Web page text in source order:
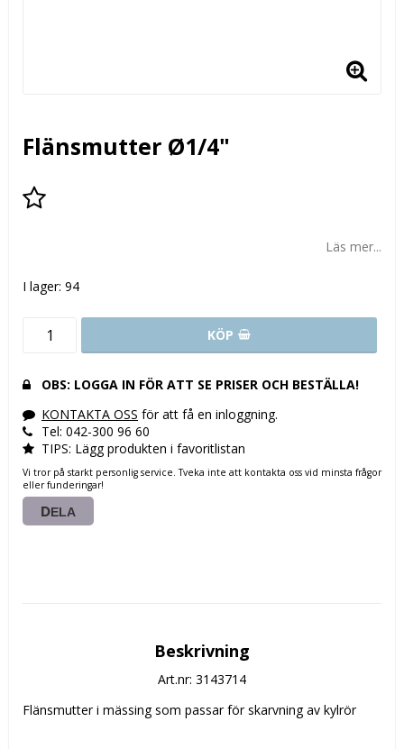
Flänsmutter Ø1/4"
Läs mer...
I lager: 94
KÖP
OBS: LOGGA IN FÖR ATT SE PRISER OCH BESTÄLLA!
KONTAKTA OSS för att få en inloggning.
Tel: 042-300 96 60
TIPS: Lägg produkten i favoritlistan
Vi tror på starkt personlig service. Tveka inte att kontakta oss vid minsta frågor
eller funderingar!
DELA
Beskrivning
Art.nr: 3143714
Flänsmutter i mässing som passar för skarvning av kylrör